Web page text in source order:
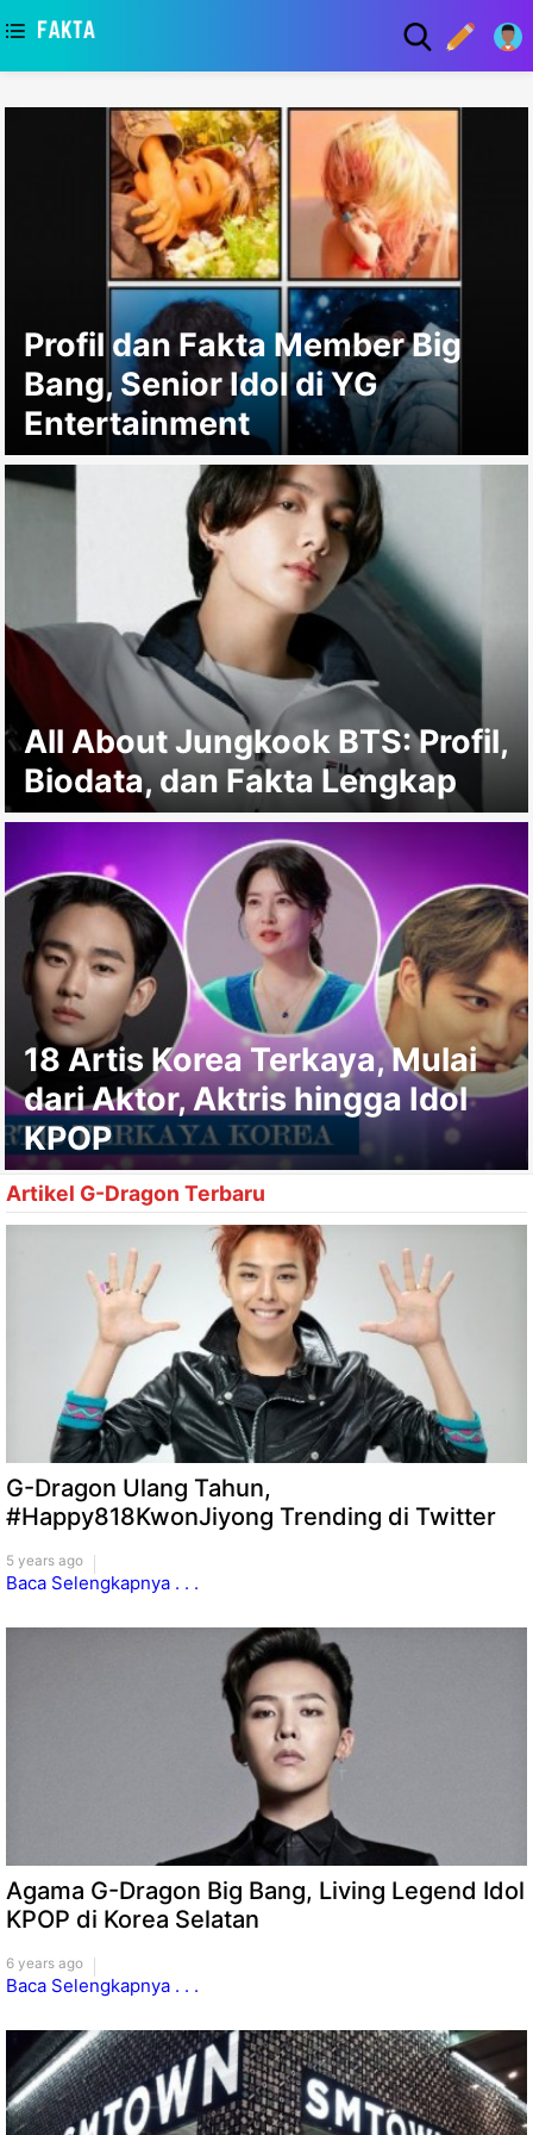
Profil dan Fakta Member Big
Bang, Senior Idol di YG
Entertainment
All About Jungkook BTS: Profil,
Biodata, dan Fakta Lengkap
18 Artis Korea Terkaya, Mulai
dari Aktor, Aktris hingga Idol
KPOP
Artikel G-Dragon Terbaru
G-Dragon Ulang Tahun,
#Happy818KwonJiyong Trending di Twitter
5 years ago
Baca Selengkapnya . . .
Agama G-Dragon Big Bang, Living Legend Idol
KPOP di Korea Selatan
6 years ago
Baca Selengkapnya . . .